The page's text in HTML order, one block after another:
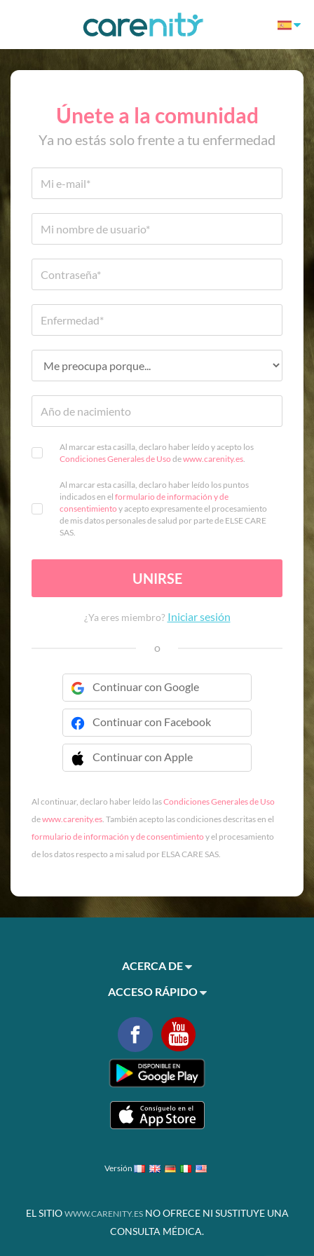
Únete a la comunidad
Ya no estás solo frente a tu enfermedad
Al marcar esta casilla, declaro haber leído y acepto los
Condiciones Generales de Uso dewww.carenity.es.
Al marcar esta casilla, declaro haber leído los puntos
indicados en el formulario de información y de
consentimiento y acepto expresamente el procesamiento
de mis datos personales de salud por parte de ELSE CARE
SAS.
UNIRSE
¿Ya eres miembro? Iniciar sesión
o
Continuar con Google
Continuar con Facebook
Continuar con Apple
 Continuar con Apple
Al continuar, declaro haber leído lasCondiciones Generales de Uso
dewww.carenity.es. También acepto las condiciones descritas en el
formulario de información y de consentimiento y el procesamiento
de los datos respecto a mi salud por ELSA CARE SAS.
ACERCA DE
ACCESO RÁPIDO
Versión
EL SITIO WWW.CARENITY.ESNO OFRECE NI SUSTITUYE UNA
CONSULTA MÉDICA.